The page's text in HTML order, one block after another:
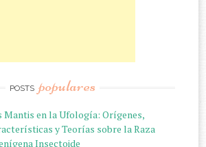
POSTS populares
Mantis en la Ufología: Orígenes,
y Teorías sobre la Raza
Insectoide